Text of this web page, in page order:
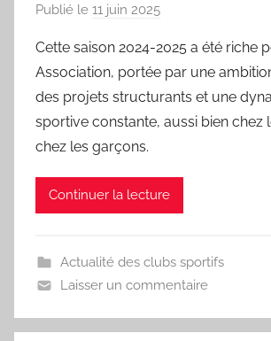
Publié le 11 juin 2025
r
S
p
o
a
m
Cette saison 2024-2025 a été riche
Association, portée par une
des projets structurants et une
sportive constante, aussi bien chez
chez les garçons.
Continuer la lecture
Actualité des clubs sportifs
Laisser un commentaire